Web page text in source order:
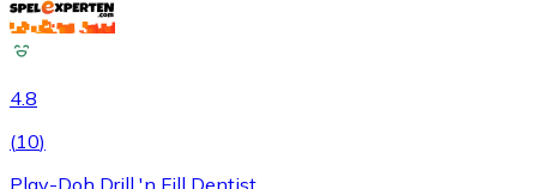
4.8
(10)
Play-Doh Drill 'n Fill Dentist